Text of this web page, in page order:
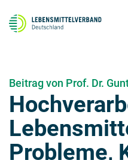
Beitrag von Prof. Dr.
Probleme,